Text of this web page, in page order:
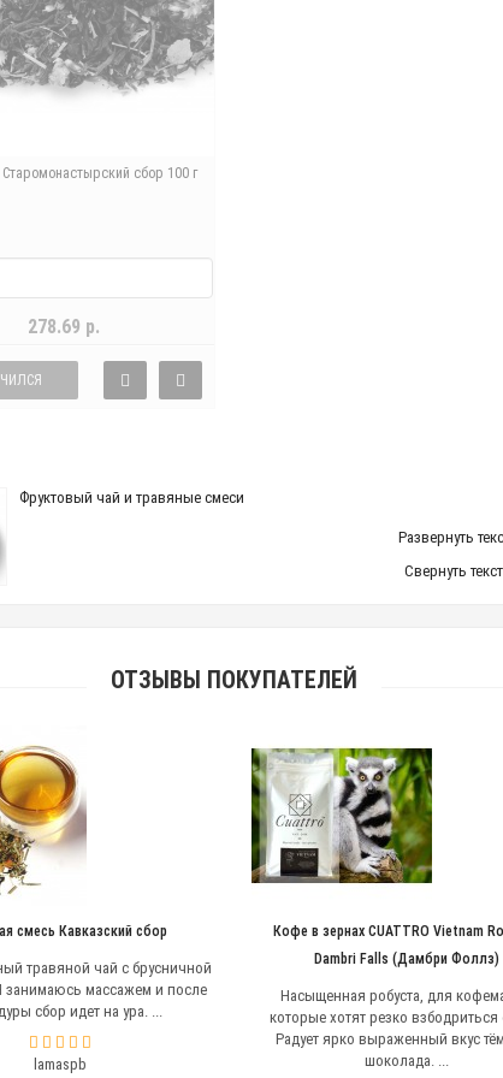
сбор 100 г
278.69 р.
Фруктовый чай и травяные смеси
Развернуть
Свернуть
ОТЗЫВЫ ПОКУПАТЕЛЕЙ
смесь Кавказский сбор
травяной чай с брусничной
занимаюсь массажем и после
сбор идет на ура. ...
lamaspb
Кофе в зернах CUATTRO Vietnam
Dambri Falls (Дамбри Фоллз)
Насыщенная робуста, для
которые хотят резко взбодриться
Радует ярко выраженный вкус
шоколада. ...